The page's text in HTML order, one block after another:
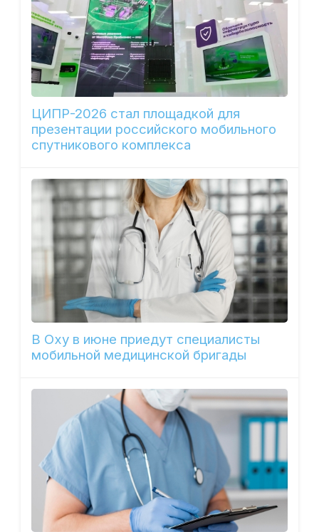
ЦИПР-2026 стал площадкой для
презентации российского мобильного
спутникового комплекса
В Оху в июне приедут специалисты
мобильной медицинской бригады